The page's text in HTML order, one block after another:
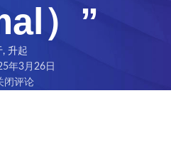
）”
, 升起
年3月26日
闭评论